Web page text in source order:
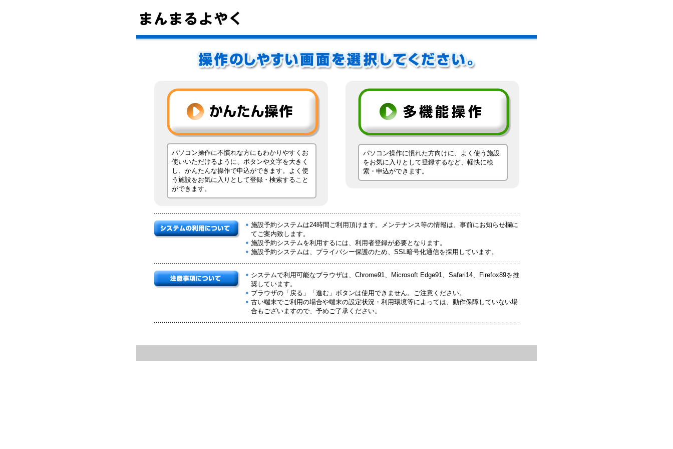
パソコン操作に不慣れな方にもわかりやすくお
使いいただけるように、ボタンや文字を大きく
し、かんたんな操作で申込ができます。よく使
う施設をお気に入りとして登録・検索すること
ができます。
パソコン操作に慣れた方向けに、よく使う施設
をお気に入りとして登録するなど、軽快に検
索・申込ができます。
施設予約システムは24時間ご利用頂けます。メンテナンス等の情報は、事前にお知らせ欄に
てご案内致します。
施設予約システムを利用するには、利用者登録が必要となります。
施設予約システムは、プライバシー保護のため、SSL暗号化通信を採用しています。
システムで利用可能なブラウザは、Chrome91、Microsoft Edge91、Safari14、Firefox89を推
奨しています。
ブラウザの「戻る」「進む」ボタンは使用できません。ご注意ください。
古い端末でご利用の場合や端末の設定状況・利用環境等によっては、動作保障していない場
合もございますので、予めご了承ください。